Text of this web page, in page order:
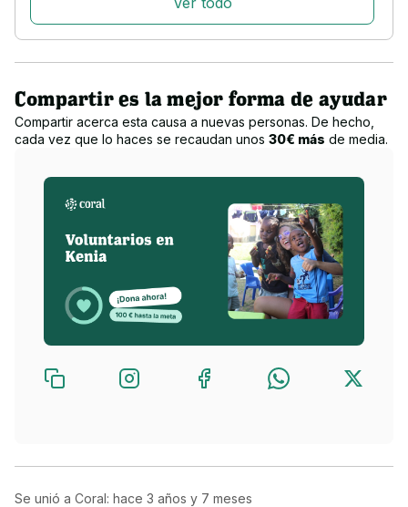
escolarización, pago de la sanidad y servicios de cuidados.
Facebook
Compartir es la mejor forma de ayudar
Compartir acerca esta causa a nuevas personas. De hecho,
cada vez que lo haces se recaudan unos 30€ más de media.
Se unió a Coral: hace 3 años y 7 meses